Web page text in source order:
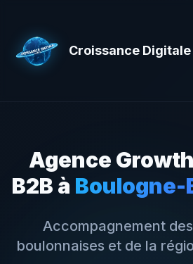
Croissance Digitale
Agence
B2B à
Accompagnement
boulonnaises et de la